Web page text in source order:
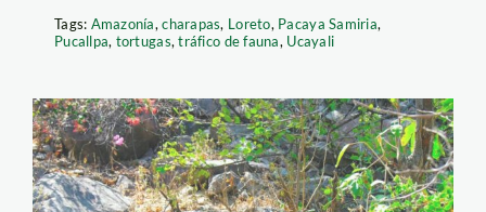
Tags: Amazonía,charapas, Loreto, Pacaya Samiria,
Pucallpa, tortugas,tráfico de fauna, Ucayali
oso-de-anteojos-